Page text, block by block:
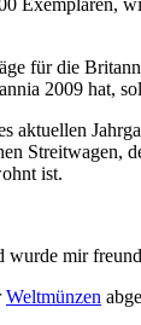
für die
2009 hat,
aktuellen
Streitwagen,
ist.
mir
Weltmünzen